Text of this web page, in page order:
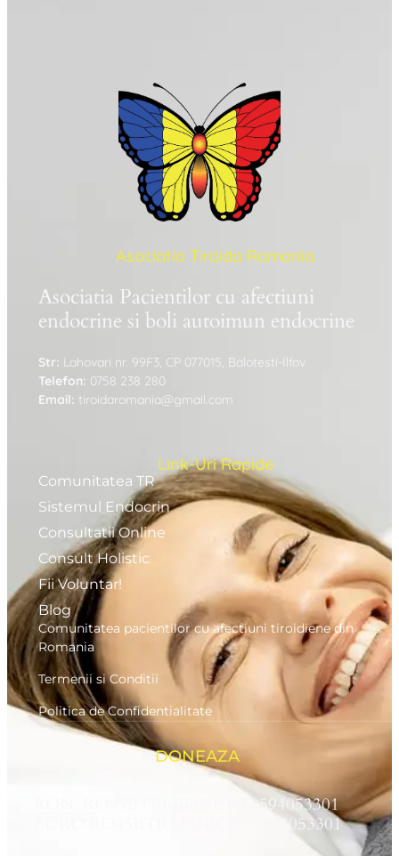
Asociatia Tiroida Romania
Asociatia Pacientilor cu afectiuni
endocrine si boli autoimun endocrine
Str: Lahovari nr. 99F3, CP 077015, Balotesti-Ilfov
Telefon: 0758 238 280
Email: tiroidaromania@gmail.com
Link-Uri Rapide
Comunitatea TR
Sistemul Endocrin
Consultatii Online
Consult Holistic
Fii Voluntar!
Blog
Comunitatea pacientilor cu afectiuni tiroidiene din
Romania
Termenii si Conditii
Politica de Confidentialitate
DONEAZA
RON RO95BTRLRONCRT0594053301
EURO RO45BTRLEURCRT0594053301